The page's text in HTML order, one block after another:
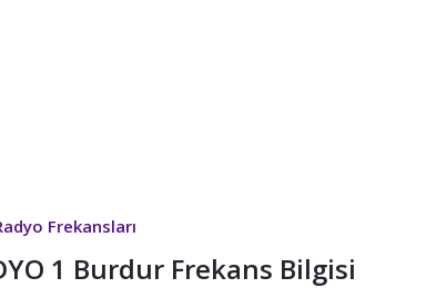
Frekansları
1 Burdur Frekans Bilgisi